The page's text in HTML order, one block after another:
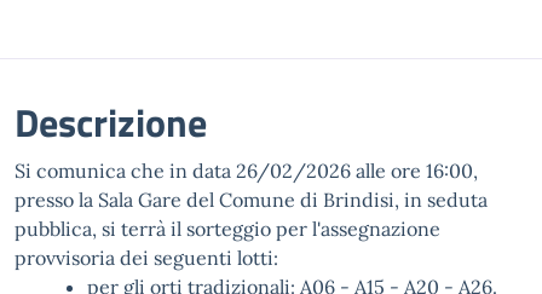
Descrizione
Si comunica che in data 26/02/2026 alle ore 16:00,
presso la Sala Gare del Comune di Brindisi, in seduta
pubblica, si terrà il sorteggio per l'assegnazione
provvisoria dei seguenti lotti:
per gli orti tradizionali: A06 - A15 - A20 - A26.